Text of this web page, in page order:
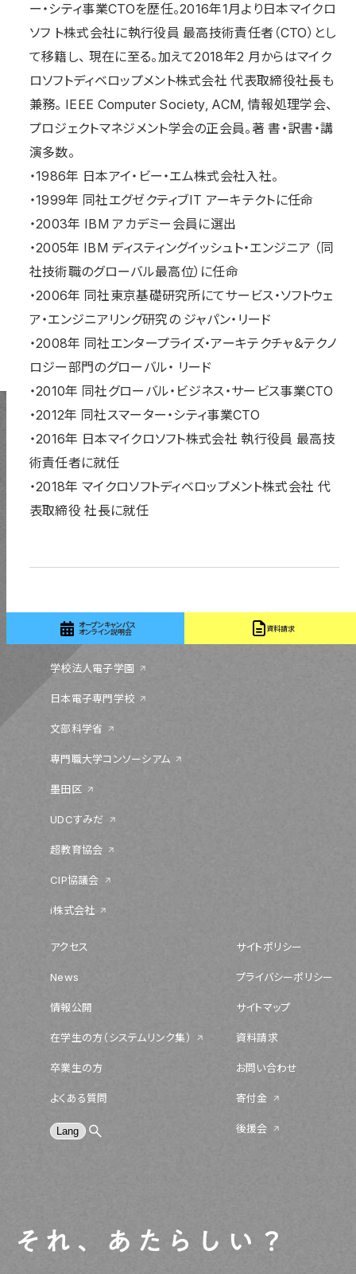
ー・シティ事業CTOを歴任。2016年1月より日本マイクロ
ソフ ト株式会社に執行役員 最高技術責任者（CTO）とし
て移籍し、 現在に至る。加えて2018年2 月からはマイク
ロソフトディベロップメント株式会社 代表取締役社⾧も
兼務。 IEEE Computer Society, ACM, 情報処理学会、
プロジェクトマネジメント学会の正会員。著 書・訳書・講
演多数。
・1986年 日本アイ・ビー・エム株式会社入社。
・1999年 同社エグゼクティブIT アーキテクトに任命
・2003年 IBM アカデミー会員に選出
・2005年 IBM ディスティングイッシュト・エンジニア （同
社技術職のグローバル最高位）に任命
・2006年 同社東京基礎研究所にてサービス・ソフトウェ
ア・エンジニアリング研究の ジャパン・リード
・2008年 同社エンタープライズ・アーキテクチャ＆テクノ
ロジー部門のグローバル・ リード
・2010年 同社グローバル・ビジネス・サービス事業CTO
・2012年 同社スマーター・シティ事業CTO
・2016年 日本マイクロソフト株式会社 執行役員 最高技
術責任者に就任
・2018年 マイクロソフトディベロップメント株式会社 代
表取締役 社⾧に就任
オープンキャンパス
オンライン説明会
資料請求
学校法人電子学園
日本電子専門学校
文部科学省
専門職大学コンソーシアム
墨田区
UDCすみだ
超教育協会
CIP協議会
i株式会社
アクセス
News
情報公開
在学生の方（システムリンク集）
卒業生の方
よくある質問
サイトポリシー
プライバシーポリシー
サイトマップ
資料請求
お問い合わせ
寄付金
後援会